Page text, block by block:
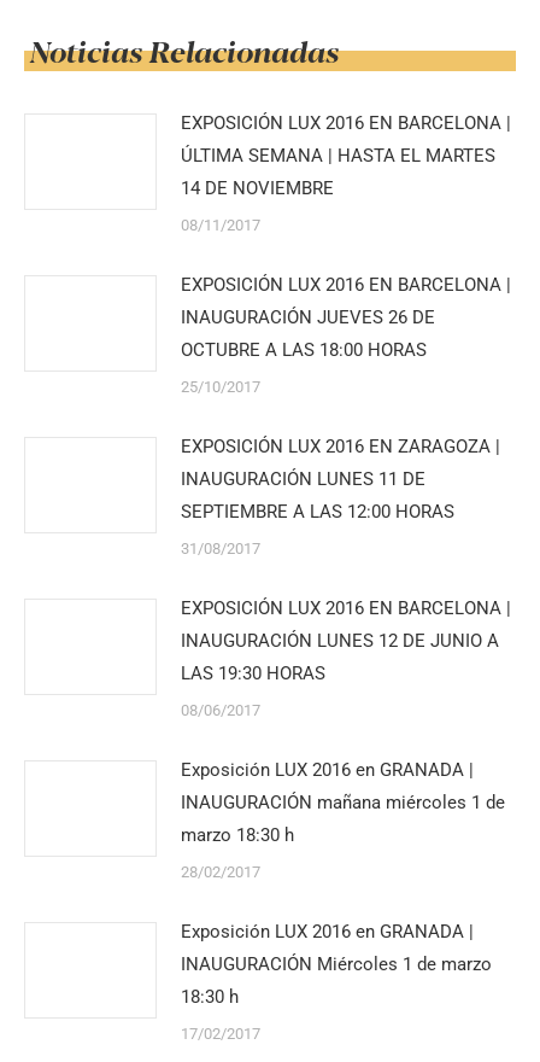
Noticias Relacionadas
EXPOSICIÓN LUX 2016 EN BARCELONA |
ÚLTIMA SEMANA | HASTA EL MARTES
14 DE NOVIEMBRE
08/11/2017
EXPOSICIÓN LUX 2016 EN BARCELONA |
INAUGURACIÓN JUEVES 26 DE
OCTUBRE A LAS 18:00 HORAS
25/10/2017
EXPOSICIÓN LUX 2016 EN ZARAGOZA |
INAUGURACIÓN LUNES 11 DE
SEPTIEMBRE A LAS 12:00 HORAS
31/08/2017
EXPOSICIÓN LUX 2016 EN BARCELONA |
INAUGURACIÓN LUNES 12 DE JUNIO A
LAS 19:30 HORAS
08/06/2017
Exposición LUX 2016 en GRANADA |
INAUGURACIÓN mañana miércoles 1 de
marzo 18:30 h
28/02/2017
Exposición LUX 2016 en GRANADA |
INAUGURACIÓN Miércoles 1 de marzo
18:30 h
17/02/2017